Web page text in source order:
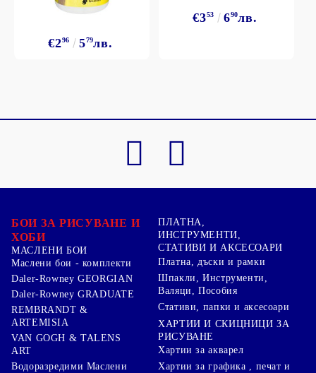
€296 579лв.
€353 690лв.
БОИ ЗА РИСУВАНЕ И
ХОБИ
МАСЛЕНИ БОИ
Маслени бои - комплекти
Daler-Rowney GEORGIAN
Daler-Rowney GRADUATE
REMBRANDT &
ARTEMISIA
VAN GOGH & TALENS
ART
Водоразредими Маслени
ПЛАТНА,
ИНСТРУМЕНТИ,
СТАТИВИ И АКСЕСОАРИ
Платна, дъски и рамки
Шпакли, Инструменти,
Валяци, Пособия
Стативи, папки и аксесоари
ХАРТИИ И СКИЦНИЦИ ЗА
РИСУВАНЕ
Хартии за акварел
Хартии за графика , печат и